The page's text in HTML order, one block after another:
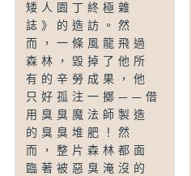
矮人園丁終極雜
誌》的造訪。然
而，一條風龍飛過
森林，毀掉了他所
有的辛勞成果，他
只好孤注一擲——借
用臭臭魔法師製造
的臭臭堆肥！然
而，整片森林都面
臨著被惡臭淹沒的